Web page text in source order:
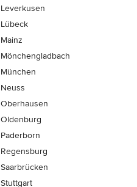
Leverkusen
Lübeck
Mainz
Mönchen­gladbach
München
Neuss
Oberhausen
Oldenburg
Paderborn
Regensburg
Saarbrücken
Stuttgart